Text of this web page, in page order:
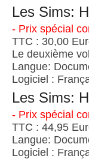
Les Sims:
- Prix spécial
TTC : 30,00
Le deuxième
Langue:
Logiciel :
Les Sims:
- Prix spécial
TTC : 44,95
Langue:
Logiciel :